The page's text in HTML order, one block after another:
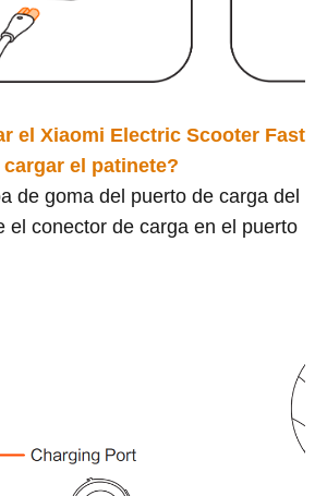
el Xiaomi Electric Scooter Fast
el patinete?
de goma del puerto de carga del
el conector de carga en el puerto